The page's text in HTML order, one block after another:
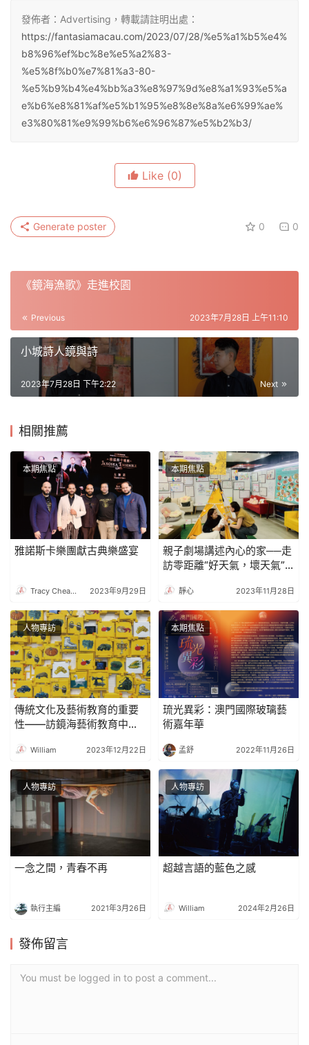
發佈者：Advertising，轉載請註明出處：
https://fantasiamacau.com/2023/07/28/%e5%a1%b5%e4%
b8%96%ef%bc%8e%e5%a2%83-
%e5%8f%b0%e7%81%a3-80-
%e5%b9%b4%e4%bb%a3%e8%97%9d%e8%a1%93%e5%a
e%b6%e8%81%af%e5%b1%95%e8%8e%8a%e6%99%ae%
e3%80%81%e9%99%b6%e6%96%87%e5%b2%b3/
Like (0)
0 0
Generate poster
《鏡海漁歌》走進校園
Previous 2023年7月28日 上午11:10
小城詩人鏡與詩
Next
2023年7月28日 下午2:22
相關推薦
本期焦點
雅諾斯卡樂團獻古典樂盛宴
Tracy Cheang 2023年9月29日
本期焦點
親子劇場講述內心的家──走
訪零距離“好天氣，壞天氣”
靜心 2023年11月28日
人物專訪
傳統文化及藝術教育的重要
性——訪鏡海藝術教育中心
William 2023年12月22日
本期焦點
琉光異彩：澳門國際玻璃藝
術嘉年華
孟舒 2022年11月26日
人物專訪
一念之間，青春不再
執行主編 2021年3月26日
人物專訪
超越言語的藍色之感
William 2024年2月26日
發佈留言
You must be logged in to post a comment...